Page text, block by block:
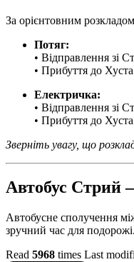
За орієнтовним
Потяг:
• Відправлення зі
• Прибуття до
Електричка:
• Відправлення зі
• Прибуття до
Зверніть увагу, що
Автобус Стрий
Автобусне сполучення
зручний час для
Read 5968 times Last